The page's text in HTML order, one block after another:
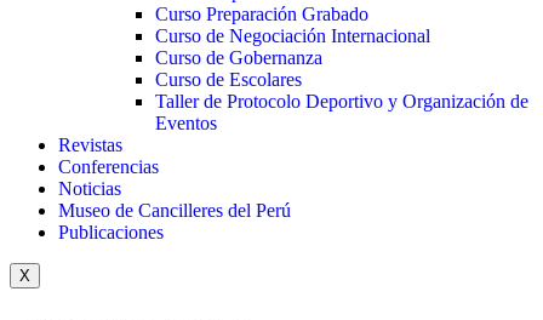
Curso Preparación Grabado
Curso de Negociación Internacional
Curso de Gobernanza
Curso de Escolares
Taller de Protocolo Deportivo y Organización de
Eventos
Revistas
Conferencias
Noticias
Museo de Cancilleres del Perú
Publicaciones
X